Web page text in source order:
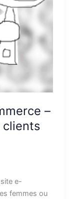
–
e-
femmes ou